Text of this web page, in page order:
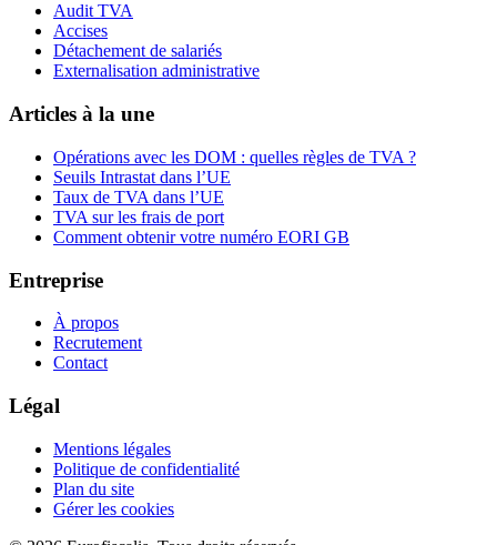
Audit TVA
Accises
Détachement de salariés
Externalisation administrative
Articles à la une
Opérations avec les DOM : quelles règles de TVA ?
Seuils Intrastat dans l’UE
Taux de TVA dans l’UE
TVA sur les frais de port
Comment obtenir votre numéro EORI GB
Entreprise
À propos
Recrutement
Contact
Légal
Mentions légales
Politique de confidentialité
Plan du site
Gérer les cookies